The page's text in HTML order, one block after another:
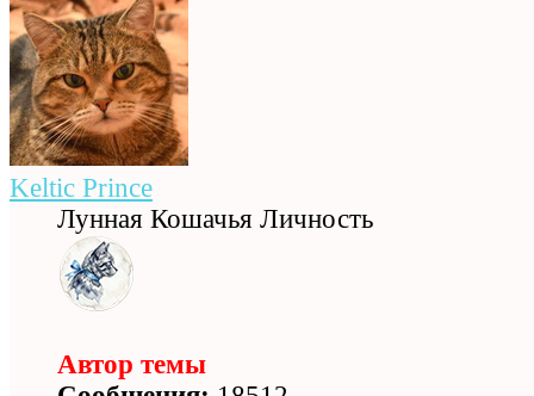
Keltic Prince
Лунная Кошачья Личность
Автор темы